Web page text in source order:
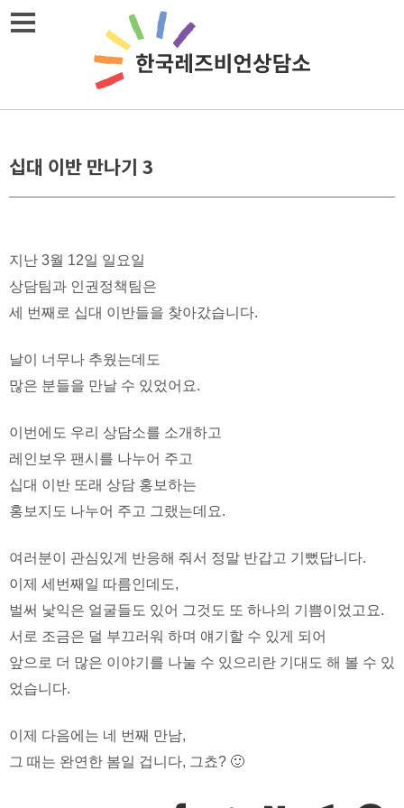
Skip
십대 이반 만나기 3
지난 3월 12일 일요일
상담팀과 인권정책팀은
세 번째로 십대 이반들을 찾아갔습니다.
날이 너무나 추웠는데도
많은 분들을 만날 수 있었어요.
이번에도 우리 상담소를 소개하고
레인보우 팬시를 나누어 주고
십대 이반 또래 상담 홍보하는
홍보지도 나누어 주고 그랬는데요.
여러분이 관심있게 반응해 줘서 정말 반갑고 기뻤답니다.
이제 세번째일 따름인데도,
벌써 낯익은 얼굴들도 있어 그것도 또 하나의 기쁨이었고요.
서로 조금은 덜 부끄러워 하며 얘기할 수 있게 되어
앞으로 더 많은 이야기를 나눌 수 있으리란 기대도 해 볼 수 있
었습니다.
이제 다음에는 네 번째 만남,
그 때는 완연한 봄일 겁니다, 그쵸? 🙂